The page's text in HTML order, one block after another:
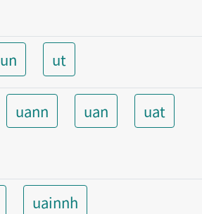
un ut
uann uan
uat
uainnh